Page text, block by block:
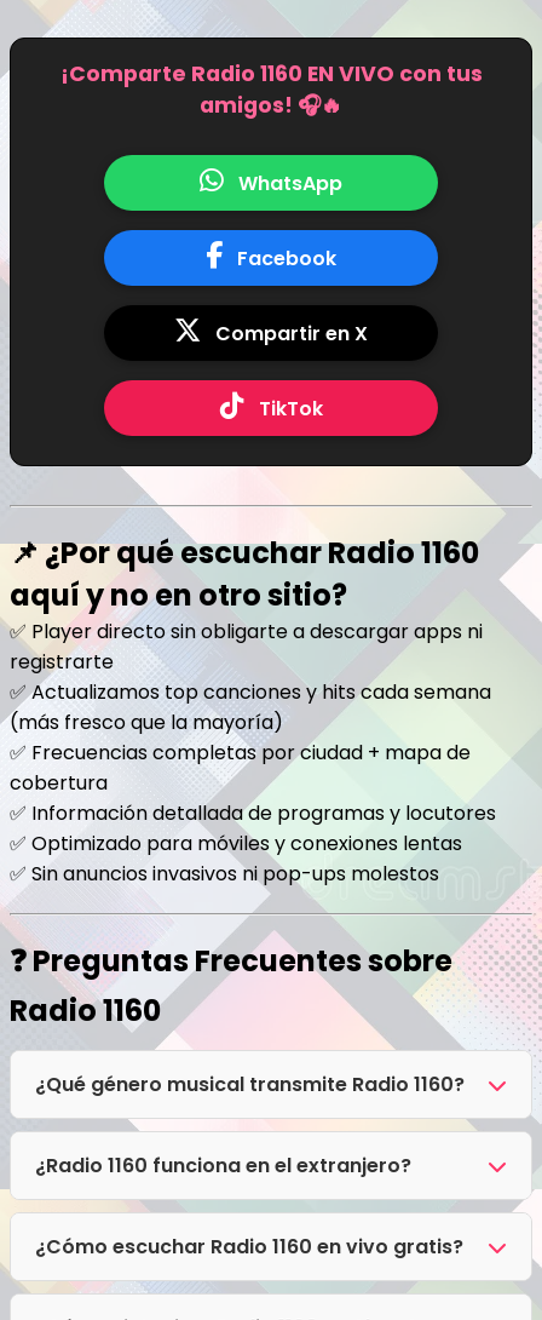
¡Comparte Radio 1160 EN VIVO con tus
amigos! 🎧🔥
WhatsApp
Facebook
Compartir en X
TikTok
📌 ¿Por qué escuchar Radio 1160
aquí y no en otro sitio?
✅ Player directo sin obligarte a descargar apps ni
registrarte
✅ Actualizamos top canciones y hits cada semana
(más fresco que la mayoría)
✅ Frecuencias completas por ciudad + mapa de
cobertura
✅ Información detallada de programas y locutores
✅ Optimizado para móviles y conexiones lentas
✅ Sin anuncios invasivos ni pop-ups molestos
❓ Preguntas Frecuentes sobre
Radio 1160
¿Qué género musical transmite Radio 1160?
Radio 1160 transmite principalmente Hits 90s, Pop,
Rock.
¿Radio 1160 funciona en el extranjero?
¡Sí! El streaming digital de Radio 1160 no tiene
bloqueo regional. Puedes escucharla desde
España, Chile, Estados Unidos o cualquier país
¿Cómo escuchar Radio 1160 en vivo gratis?
Puedes escuchar Radio 1160 en vivo por internet